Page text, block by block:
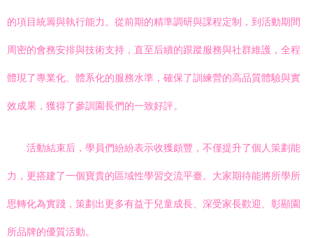
的項目統籌與執行能力。從前期的精準調研與課程定制，到活動期間
周密的會務安排與技術支持，直至后續的跟蹤服務與社群維護，全程
體現了專業化、體系化的服務水準，確保了訓練營的高品質體驗與實
效成果，獲得了參訓園長們的一致好評。
活動結束后，學員們紛紛表示收獲頗豐，不僅提升了個人策劃能
力，更搭建了一個寶貴的區域性學習交流平臺。大家期待能將所學所
思轉化為實踐，策劃出更多有益于兒童成長、深受家長歡迎、彰顯園
所品牌的優質活動。